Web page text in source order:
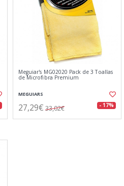
Meguiar's MG02020 Pack de 3 Toallas
de Microfibra Premium
MEGUIARS
27,29€ 33,02€ - 17%